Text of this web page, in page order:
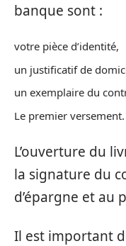
banque sont :
votre pièce d’identité,
un justificatif de
un exemplaire du
Le premier versement.
L’ouverture du
la signature du
d’épargne et au
Il est important